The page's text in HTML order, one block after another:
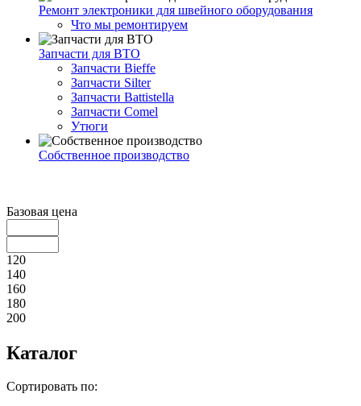
Ремонт электроники для швейного оборудования
Что мы ремонтируем
Запчасти для ВТО
Запчасти Bieffe
Запчасти Silter
Запчасти Battistella
Запчасти Comel
Утюги
Собственное производство
Базовая цена
120
140
160
180
200
Каталог
Сортировать по: